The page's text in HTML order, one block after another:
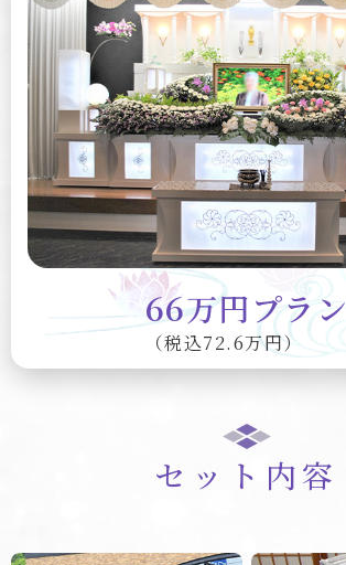
66万円プラン
（税込72.6万円）
セット内容